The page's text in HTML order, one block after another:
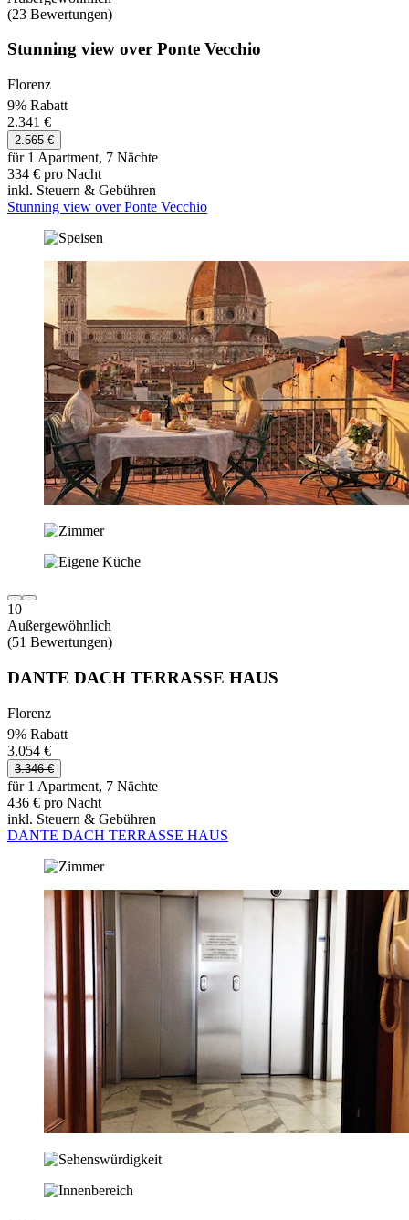
(23 Bewertungen)
Stunning view over Ponte Vecchio
Florenz
9% Rabatt
2.341 €
2.565 €
für 1 Apartment, 7 Nächte
334 € pro Nacht
inkl. Steuern & Gebühren
Stunning view over Ponte Vecchio
10
Außergewöhnlich
(51 Bewertungen)
DANTE DACH TERRASSE HAUS
Florenz
9% Rabatt
3.054 €
3.346 €
für 1 Apartment, 7 Nächte
436 € pro Nacht
inkl. Steuern & Gebühren
DANTE DACH TERRASSE HAUS